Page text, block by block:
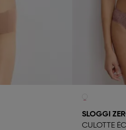
SLOGGI
CULOTTE